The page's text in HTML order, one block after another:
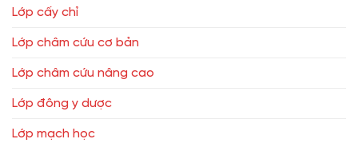
Lớp cấy chỉ
Lớp châm cứu cơ bản
Lớp châm cứu nâng cao
Lớp đông y dược
Lớp mạch học